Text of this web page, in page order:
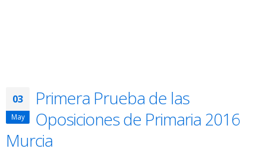
03
May
Primera Prueba de las
Oposiciones de Primaria 2016
Murcia